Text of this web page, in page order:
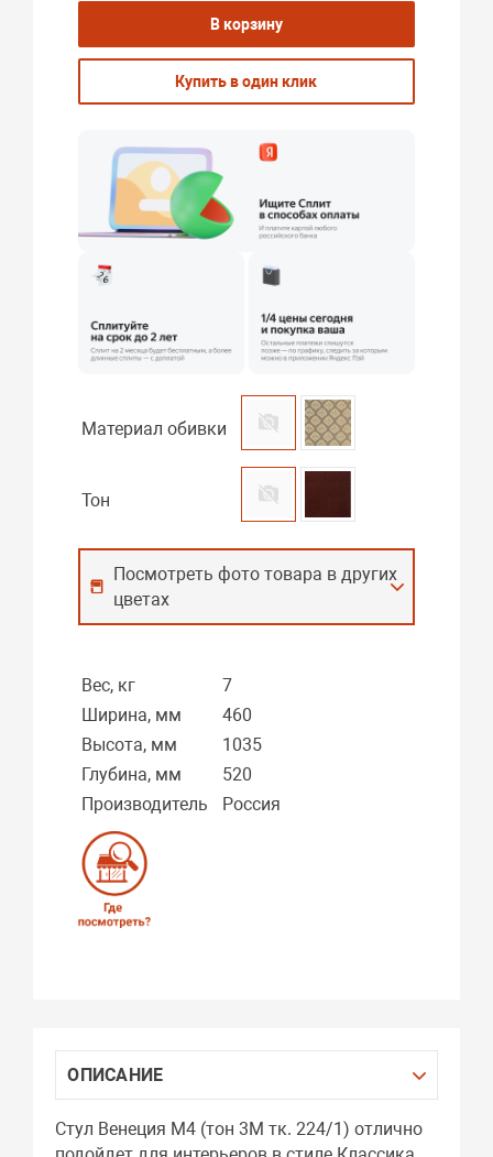
В корзину
Купить в один клик
Материал обивки
Тон
Посмотреть фото товара в других
цветах
Вес, кг
7
Ширина, мм
460
Высота, мм
1035
Глубина, мм
520
Производитель
Россия
ОПИСАНИЕ
Стул Венеция М4 (тон 3М тк. 224/1) отлично